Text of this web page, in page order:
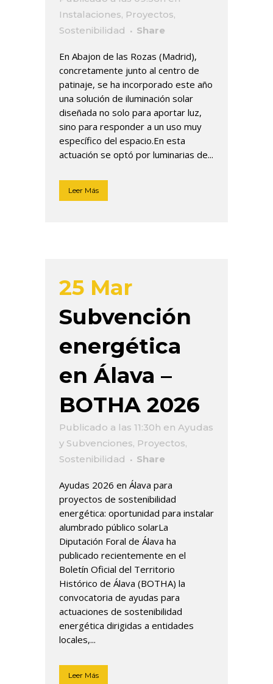
Instalaciones, Proyectos,
Sostenibilidad
Share
En Abajon de las Rozas (Madrid),
concretamente junto al centro de
patinaje, se ha incorporado este año
una solución de iluminación solar
diseñada no solo para aportar luz,
sino para responder a un uso muy
específico del espacio.En esta
actuación se optó por luminarias de...
Leer Más
25 Mar
Subvención
energética
en Álava –
BOTHA 2026
Publicado a las 11:30h en Ayudas
y Subvenciones, Proyectos,
Sostenibilidad
Share
Ayudas 2026 en Álava para
proyectos de sostenibilidad
energética: oportunidad para instalar
alumbrado público solarLa
Diputación Foral de Álava ha
publicado recientemente en el
Boletín Oficial del Territorio
Histórico de Álava (BOTHA) la
convocatoria de ayudas para
actuaciones de sostenibilidad
energética dirigidas a entidades
locales,...
Leer Más